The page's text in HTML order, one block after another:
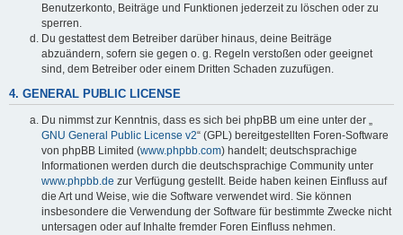
Benutzerkonto, Beiträge und Funktionen jederzeit zu löschen oder zu
sperren.
Du gestattest dem Betreiber darüber hinaus, deine Beiträge
abzuändern, sofern sie gegen o. g. Regeln verstoßen oder geeignet
sind, dem Betreiber oder einem Dritten Schaden zuzufügen.
4. GENERAL PUBLIC LICENSE
Du nimmst zur Kenntnis, dass es sich bei phpBB um eine unter der „
GNU General Public License v2“ (GPL) bereitgestellten Foren-Software
von phpBB Limited (www.phpbb.com) handelt; deutschsprachige
Informationen werden durch die deutschsprachige Community unter
www.phpbb.de zur Verfügung gestellt. Beide haben keinen Einfluss auf
die Art und Weise, wie die Software verwendet wird. Sie können
insbesondere die Verwendung der Software für bestimmte Zwecke nicht
untersagen oder auf Inhalte fremder Foren Einfluss nehmen.